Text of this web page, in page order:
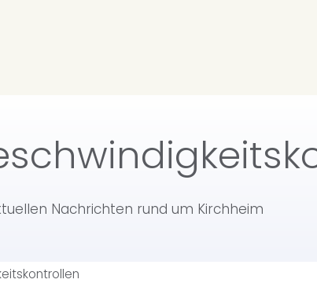
Nachrichten rund um Kirchheim